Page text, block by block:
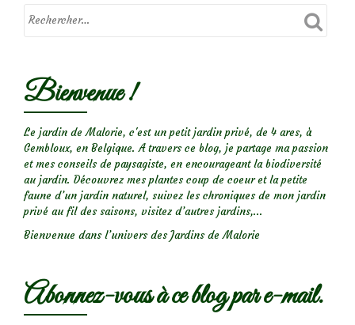
Branchages
Bienvenue !
Le jardin de Malorie, c'est un petit jardin privé, de 4 ares, à
Gembloux, en Belgique. A travers ce blog, je partage ma passion
et mes conseils de paysagiste, en encourageant la biodiversité
au jardin. Découvrez mes plantes coup de coeur et la petite
faune d’un jardin naturel, suivez les chroniques de mon jardin
privé au fil des saisons, visitez d’autres jardins,...
Bienvenue dans l’univers des Jardins de Malorie
Abonnez-vous à ce blog par e-mail.